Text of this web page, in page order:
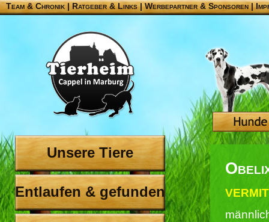
Team & Chronik |Ratgeber & Links|Werbepartner & Sponsoren|
Unsere Tiere
Entlaufen & gefunden